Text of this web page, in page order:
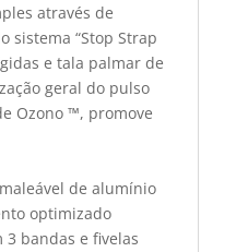
através de
sistema “Stop Strap
e tala palmar de
geral do pulso
Ozono ™, promove
de alumínio
optimizado
3 bandas e fivelas